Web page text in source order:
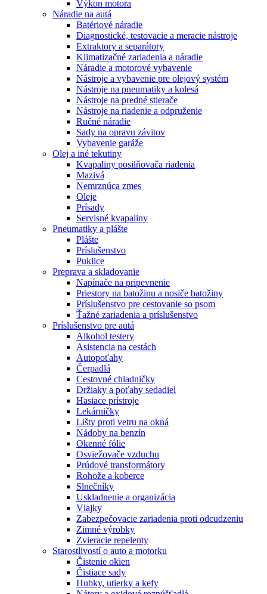
Výkon motora
Náradie na autá
Batériové náradie
Diagnostické, testovacie a meracie nástroje
Extraktory a separátory
Klimatizačné zariadenia a náradie
Náradie a motorové vybavenie
Nástroje a vybavenie pre olejový systém
Nástroje na pneumatiky a kolesá
Nástroje na predné stierače
Nástroje na riadenie a odpruženie
Ručné náradie
Sady na opravu závitov
Vybavenie garáže
Olej a iné tekutiny
Kvapaliny posilňovača riadenia
Mazivá
Nemrznúca zmes
Oleje
Prísady
Servisné kvapaliny
Pneumatiky a plášte
Plášte
Príslušenstvo
Puklice
Preprava a skladovanie
Napínače na pripevnenie
Priestory na batožinu a nosiče batožiny
Príslušenstvo pre cestovanie so psom
Ťažné zariadenia a príslušenstvo
Príslušenstvo pre autá
Alkohol testery
Asistencia na cestách
Autopoťahy
Čerpadlá
Cestovné chladničky
Držiaky a poťahy sedadiel
Hasiace prístroje
Lekárničky
Lišty proti vetru na okná
Nádoby na benzín
Okenné fólie
Osviežovače vzduchu
Prúdové transformátory
Rohože a koberce
Slnečníky
Uskladnenie a organizácia
Vlajky
Zabezpečovacie zariadenia proti odcudzeniu
Zimné výrobky
Zvieracie repelenty
Starostlivostí o auto a motorku
Čistenie okien
Čistiace sady
Hubky, utierky a kefy